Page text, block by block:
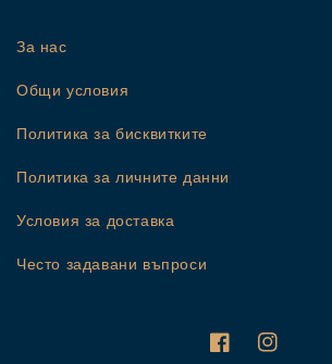
За нас
Общи условия
Политика за бисквитките
Политика за личните данни
Условия за доставка
Често задавани въпроси
FacebookInstagram